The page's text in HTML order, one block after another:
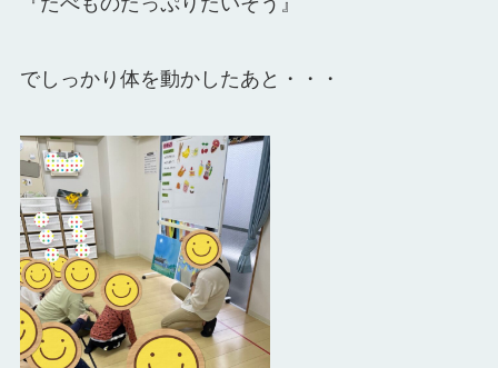
でしっかり体を動かしたあと・・・